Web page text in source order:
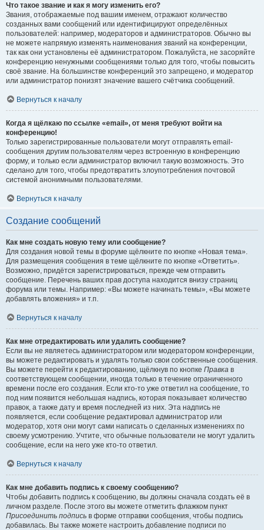
Что такое звание и как я могу изменить его?
Звания, отображаемые под вашим именем, отражают количество
созданных вами сообщений или идентифицируют определённых
пользователей: например, модераторов и администраторов. Обычно вы
не можете напрямую изменять наименования званий на конференции,
так как они установлены её администратором. Пожалуйста, не засоряйте
конференцию ненужными сообщениями только для того, чтобы повысить
своё звание. На большинстве конференций это запрещено, и модератор
или администратор понизят значение вашего счётчика сообщений.
Вернуться к началу
Когда я щёлкаю по ссылке «email», от меня требуют войти на
конференцию!
Только зарегистрированные пользователи могут отправлять email-
сообщения другим пользователям через встроенную в конференцию
форму, и только если администратор включил такую возможность. Это
сделано для того, чтобы предотвратить злоупотребления почтовой
системой анонимными пользователями.
Вернуться к началу
Создание сообщений
Как мне создать новую тему или сообщение?
Для создания новой темы в форуме щёлкните по кнопке «Новая тема».
Для размещения сообщения в теме щёлкните по кнопке «Ответить».
Возможно, придётся зарегистрироваться, прежде чем отправить
сообщение. Перечень ваших прав доступа находится внизу страниц
форума или темы. Например: «Вы можете начинать темы», «Вы можете
добавлять вложения» и т.п.
Вернуться к началу
Как мне отредактировать или удалить сообщение?
Если вы не являетесь администратором или модератором конференции,
вы можете редактировать и удалять только свои собственные сообщения.
Вы можете перейти к редактированию, щёлкнув по кнопке Правка в
соответствующем сообщении, иногда только в течение ограниченного
времени после его создания. Если кто-то уже ответил на сообщение, то
под ним появится небольшая надпись, которая показывает количество
правок, а также дату и время последней из них. Эта надпись не
появляется, если сообщение редактировал администратор или
модератор, хотя они могут сами написать о сделанных изменениях по
своему усмотрению. Учтите, что обычные пользователи не могут удалить
сообщение, если на него уже кто-то ответил.
Вернуться к началу
Как мне добавить подпись к своему сообщению?
Чтобы добавить подпись к сообщению, вы должны сначала создать её в
личном разделе. После этого вы можете отметить флажком пункт
Присоединить подпись в форме отправки сообщения, чтобы подпись
добавилась. Вы также можете настроить добавление подписи по